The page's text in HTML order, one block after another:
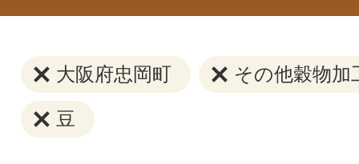
大阪府忠岡町 その他穀物加
豆